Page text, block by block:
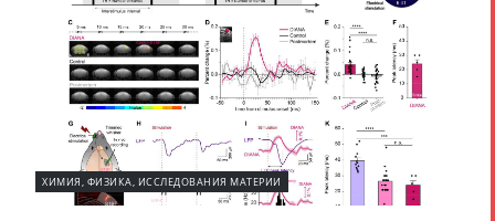
ХИМИЯ, ФИЗИКА, ИССЛЕДОВАНИЯ МАТЕРИИ